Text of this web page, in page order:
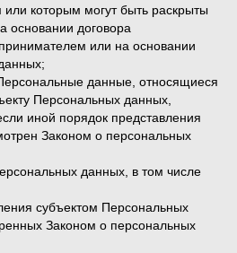
которым могут быть раскрыты
основании договора
или на основании
данные, относящиеся
Персональных данных,
иной порядок представления
Законом о персональных
данных, в том числе
субъектом Персональных
Законом о персональных